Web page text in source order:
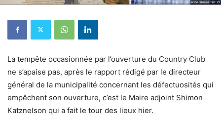
La tempête occasionnée par l’ouverture du Country Club
ne s’apaise pas, après le rapport rédigé par le directeur
général de la municipalité concernant les défectuosités qui
empêchent son ouverture, c’est le Maire adjoint Shimon
Katznelson qui a fait le tour des lieux hier.